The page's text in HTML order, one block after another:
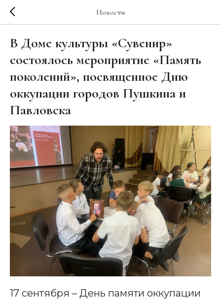
Новости
В Доме культуры «Сувенир»
состоялось мероприятие «Память
поколений», посвященное Дню
оккупации городов Пушкина и
Павловска
17 сентября – День памяти оккупации